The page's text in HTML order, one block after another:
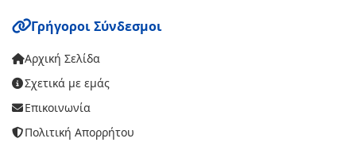
Γρήγοροι Σύνδεσμοι
Αρχική Σελίδα
Σχετικά με εμάς
Επικοινωνία
Πολιτική Απορρήτου